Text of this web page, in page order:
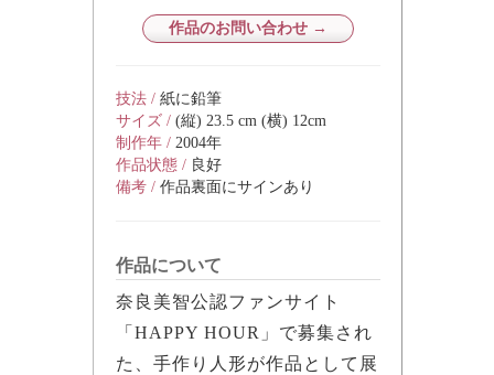
作品のお問い合わせ →
技法 / 紙に鉛筆
サイズ / (縦) 23.5 cm (横) 12cm
制作年 / 2004年
作品状態 / 良好
備考 / 作品裏面にサインあり
作品について
奈良美智公認ファンサイト
「HAPPY HOUR」で募集され
た、手作り人形が作品として展